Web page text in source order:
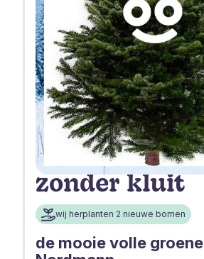
zonder kluit
wij herplanten 2 nieuwe bomen
de mooie volle groene